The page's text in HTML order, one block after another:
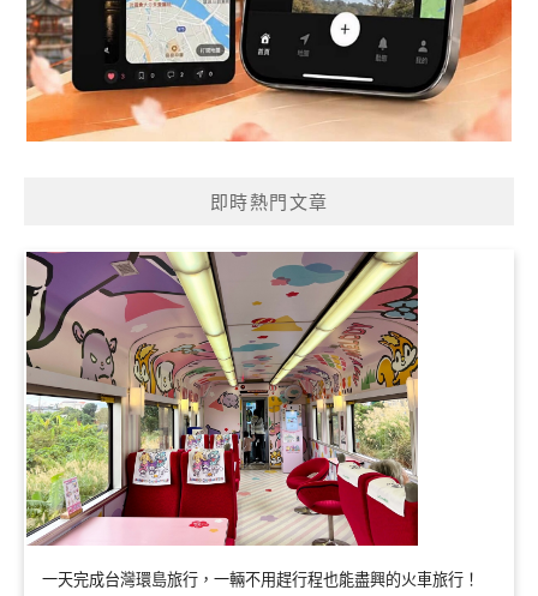
即時熱門文章
一天完成台灣環島旅行，一輛不用趕行程也能盡興的火車旅行！